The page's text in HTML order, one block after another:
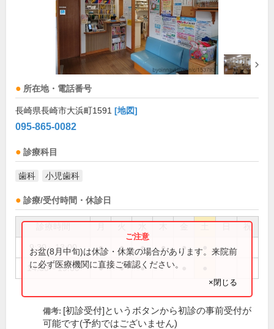
所在地・電話番号
長崎県長崎市大浜町1591 [地図]
095-865-0082
診療科目
歯科 小児歯科
診療/受付時間・休診日
祝
9:30～13:00 ● ● ● ● ●
14:30～19:00 ● ● ●
お盆(8月中旬)は休診・休業の場合があります。来院前
に必ず医療機関に直接ご確認ください。
×閉じる
備考: [初診受付]というボタンから初診の事前受付が
可能です(予約ではございません)